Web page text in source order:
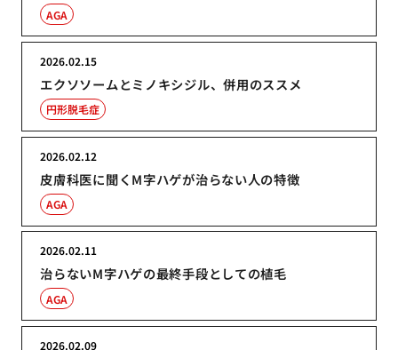
AGA
エクソソームとミノキシジル、併用のススメ
2026.02.15
円形脱毛症
皮膚科医に聞くM字ハゲが治らない人の特徴
2026.02.12
AGA
治らないM字ハゲの最終手段としての植毛
2026.02.11
AGA
2026.02.09